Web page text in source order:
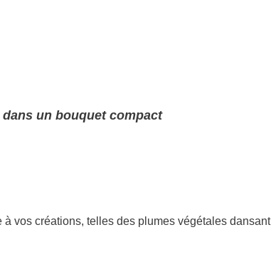
un bouquet compact
vos créations, telles des plumes végétales dansant